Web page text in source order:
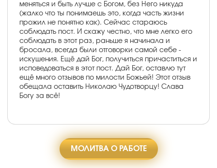
меняться и быть лучше с Богом, без Него никуда
(жалко что ты понимаешь это, когда часть жизни
прожил не понятно как). Сейчас стараюсь
соблюдать пост. И скажу честно, что мне легко его
соблюдать в этот раз, раньше я начинала и
бросала, всегда были отговорки самой себе -
искушения. Ещё дай Бог, получиться причаститься и
исповедоваться в этот пост. Дай Бог, оставлю тут
ещё много отзывов по милости Божьей! Этот отзыв
обещала оставить Николаю Чудотворцу! Слава
Богу за всё!
МОЛИТВА О РАБОТЕ